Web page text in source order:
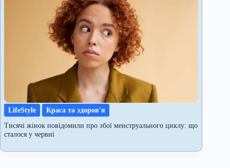
LifeStyle
Краса та здоров'я
Тисячі жінок повідомили про збої менструального циклу: що
сталося у червні